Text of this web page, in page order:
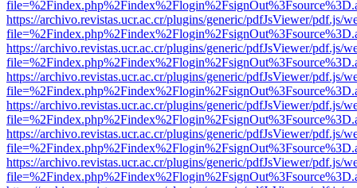
https://archivo.revistas.ucr.ac.cr/plugins/generic/pdfJsViewer/pdf.js/
https://archivo.revistas.ucr.ac.cr/plugins/generic/pdfJsViewer/pdf.js/
https://archivo.revistas.ucr.ac.cr/plugins/generic/pdfJsViewer/pdf.js/
https://archivo.revistas.ucr.ac.cr/plugins/generic/pdfJsViewer/pdf.js/
https://archivo.revistas.ucr.ac.cr/plugins/generic/pdfJsViewer/pdf.js/
https://archivo.revistas.ucr.ac.cr/plugins/generic/pdfJsViewer/pdf.js/